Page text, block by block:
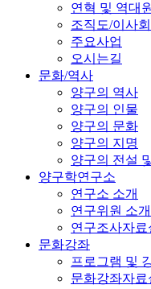
연혁 및 역대
조직도/이사회
주요사업
오시는길
문화/역사
양구의 역사
양구의 인물
양구의 문화
양구의 지명
양구의 전설
양구학연구소
연구소 소개
연구위원 소개
연구조사자료
문화강좌
프로그램 및
문화강좌자료